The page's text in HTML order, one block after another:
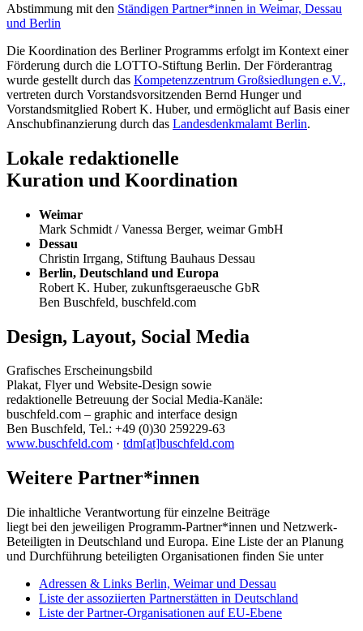
Abstimmung mit den Ständigen Partner*innen in Weimar, Dessau
und Berlin
Die Koordination des Berliner Programms erfolgt im Kontext einer
Förderung durch die LOTTO-Stiftung Berlin. Der Förderantrag
wurde gestellt durch das Kompetenzzentrum Großsiedlungen e.V.,
vertreten durch Vorstandsvorsitzenden Bernd Hunger und
Vorstandsmitglied Robert K. Huber, und ermöglicht auf Basis einer
Anschubfinanzierung durch das Landesdenkmalamt Berlin.
Lokale redaktionelle
Kuration und Koordination
Weimar
Mark Schmidt / Vanessa Berger, weimar GmbH
Dessau
Christin Irrgang, Stiftung Bauhaus Dessau
Berlin, Deutschland und Europa
Robert K. Huber, zukunftsgeraeusche GbR
Ben Buschfeld, buschfeld.com
Design, Layout, Social Media
Grafisches Erscheinungsbild
Plakat, Flyer und Website-Design sowie
redaktionelle Betreuung der Social Media-Kanäle:
buschfeld.com – graphic and interface design
Ben Buschfeld, Tel.: +49 (0)30 259229-63
www.buschfeld.com · tdm[at]buschfeld.com
Weitere Partner*innen
Die inhaltliche Verantwortung für einzelne Beiträge
liegt bei den jeweiligen Programm-Partner*innen und Netzwerk-
Beteiligten in Deutschland und Europa. Eine Liste der an Planung
und Durchführung beteiligten Organisationen finden Sie unter
Adressen & Links Berlin, Weimar und Dessau
Liste der assoziierten Partnerstätten in Deutschland
Liste der Partner-Organisationen auf EU-Ebene